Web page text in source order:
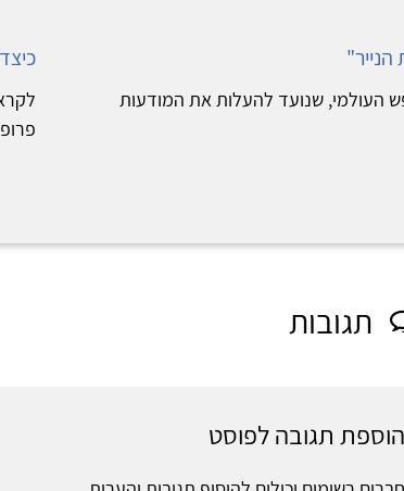
יום בריאות הנפש העולמי, שנועד להעלות את המודעות
תגובות
הוספת תגובה לפוסט